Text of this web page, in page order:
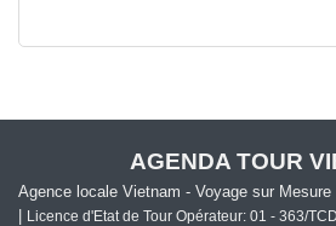
AGENDA TOUR
Agence locale Vietnam - Voyage sur Mesure
| Licence d'Etat de Tour Opérateur: 01 - 363/